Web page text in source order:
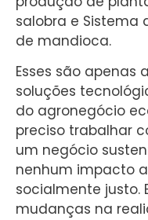
salobra e Sistema
de mandioca.
Esses são apenas
soluções
do agronegócio
preciso trabalhar
um negócio
nenhum impacto
socialmente justo.
mudanças na